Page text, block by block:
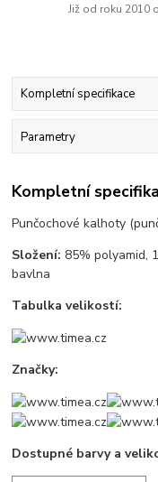
Již od roku 2010
Kompletní specifikace
Parametry
Kompletní
Punčochové kalhoty
Složení: 85% polyamid,
bavlna
Tabulka velikostí:
Značky:
Dostupné barvy a